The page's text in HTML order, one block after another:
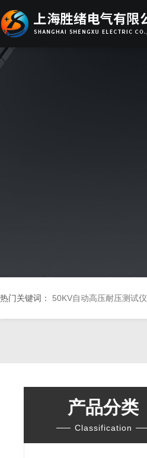
热门关键词： 50KV自动高压耐压测试仪
产品分类
Classification